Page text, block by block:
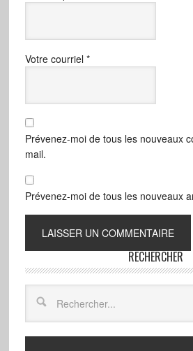
Votre courriel *
Prévenez-moi de tous les nouveaux
mail.
Prévenez-moi de tous les nouveaux
RECHERCHER